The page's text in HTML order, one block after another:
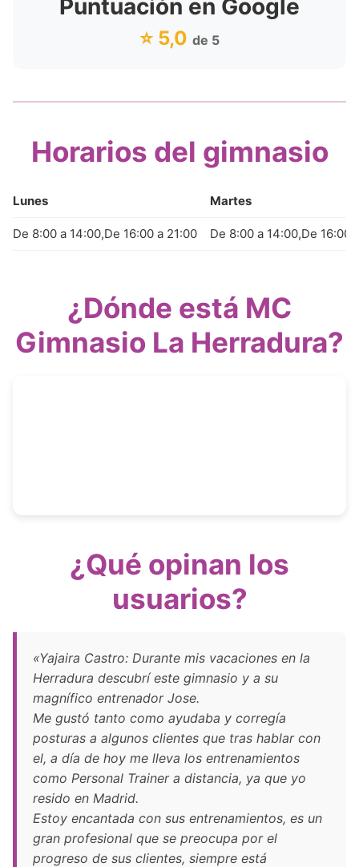
Puntuación en Google
⭐ 5,0 de 5
Horarios del gimnasio
Lunes Martes
De 8:00 a 14:00,De 16:00 a 21:00 De 8:00 a 14:00,De 16:00
¿Dónde está MC
Gimnasio La Herradura?
¿Qué opinan los
usuarios?
«Yajaira Castro: Durante mis vacaciones en la
Herradura descubrí este gimnasio y a su
magnífico entrenador Jose.
Me gustó tanto como ayudaba y corregía
posturas a algunos clientes que tras hablar con
el, a día de hoy me lleva los entrenamientos
como Personal Trainer a distancia, ya que yo
resido en Madrid.
Estoy encantada con sus entrenamientos, es un
gran profesional que se preocupa por el
progreso de sus clientes, siempre está